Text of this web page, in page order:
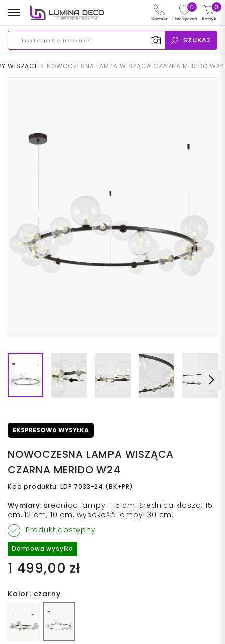
SZUKAJ
0
Koszyk
0
Lista życzeń
Kontakt
WISZĄCE > NOWOCZESNA LAMPA WISZĄCA CZARNA MERIDO W24
EKSPRESOWA WYSYŁKA
NOWOCZESNA LAMPA WISZĄCA
CZARNA MERIDO W24
Kod produktu:LDP 7033-24 (BK+PR)
Wymiary: średnica lampy: 115 cm. średnica klosza: 15
cm, 12 cm, 10 cm. wysokość lampy: 30 cm.
Produkt dostępny
Darmowa wysyłka
1 499,00 zł
Kolor: czarny